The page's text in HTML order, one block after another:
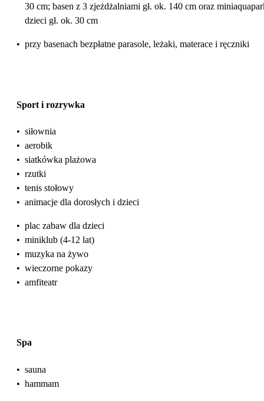
30 cm; basen z 3 zjeżdżalniami gł. ok. 140 cm oraz
dzieci gł. ok. 30 cm
• przy basenach bezpłatne parasole, leżaki, materace i ręczniki
Sport i rozrywka
• siłownia
• aerobik
• siatkówka plażowa
• rzutki
• tenis stołowy
• animacje dla dorosłych i dzieci
• plac zabaw dla dzieci
• miniklub (4-12 lat)
• muzyka na żywo
• wieczorne pokazy
• amfiteatr
Spa
• sauna
• hammam